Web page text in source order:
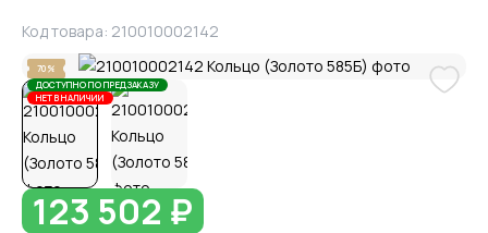
Код товара: 210010002142
70%
ДОСТУПНО ПО ПРЕДЗАКАЗУ
НЕТ В НАЛИЧИИ
123 502 ₽